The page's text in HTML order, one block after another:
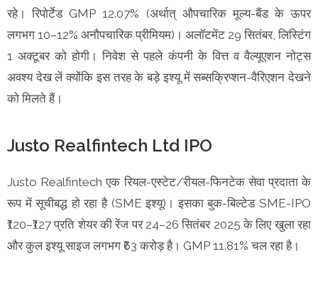
रहे। रिपोर्टेड GMP 12.07% (अर्थात् औपचारिक मूल्य-बैंड के ऊपर
लगभग 10–12% अनौपचारिक प्रीमियम)। अलॉटमेंट 29 सितंबर, लिस्टिंग
1 अक्टूबर को होगी। निवेश से पहले कंपनी के वित्त व वैल्यूएशन नोट्स
अवश्य देख लें क्योंकि इस तरह के बड़े इश्यू में सब्सक्रिप्शन-वैरिएशन देखने
को मिलते हैं।
Justo Realfintech Ltd IPO
Justo Realfintech एक रियल-एस्टेट/रीयल-फिनटेक सेवा प्रदाता के
रूप में सूचीबद्ध हो रहा है (SME इश्यू)। इसका बुक-बिल्टेड SME-IPO
₹120–₹127 प्रति शेयर की रेंज पर 24–26 सितंबर 2025 के लिए खुला रहा
और कुल इश्यू साइज लगभग ₹63 करोड़ है। GMP 11.81% चल रहा है।